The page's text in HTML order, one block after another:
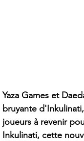
Yaza Games et
bruyante
joueurs à revenir
Inkulinati, cette